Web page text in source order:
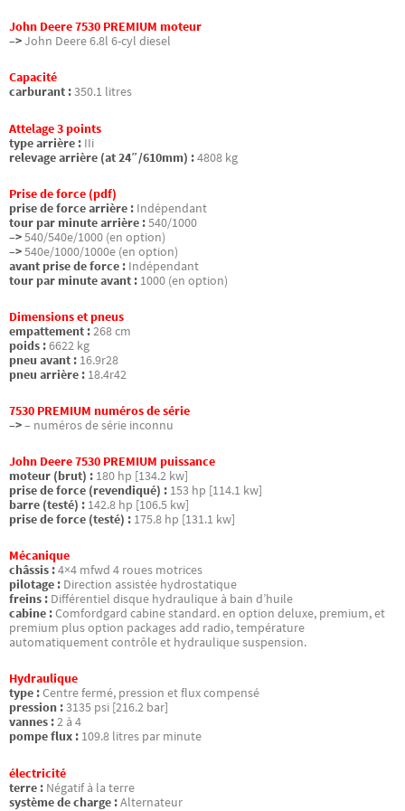
John Deere 7530 PREMIUM moteur
–>John Deere 6.8l 6-cyl diesel
Capacité
carburant :350.1 litres
Attelage 3 points
type arrière : IIi
relevage arrière (at 24″/610mm) :4808 kg
Prise de force (pdf)
prise de force arrière : Indépendant
tour par minute arrière :540/1000
–>540/540e/1000 (en option)
–>540e/1000/1000e (en option)
avant prise de force : Indépendant
tour par minute avant : 1000 (en option)
Dimensions et pneus
empattement :268 cm
poids :6622 kg
pneu avant : 16.9r28
pneu arrière : 18.4r42
7530 PREMIUM numéros de série
–>– numéros de série inconnu
John Deere 7530 PREMIUM puissance
moteur (brut) : 180 hp [134.2 kw]
prise de force (revendiqué) : 153 hp [114.1 kw]
barre (testé) : 142.8 hp [106.5 kw]
prise de force (testé) : 175.8 hp [131.1 kw]
Mécanique
châssis :4×4 mfwd 4 roues motrices
pilotage : Direction assistée hydrostatique
freins : Différentiel disque hydraulique à bain d’huile
cabine :Comfordgard cabine standard. en option deluxe, premium, et
premium plus option packages add radio, température
automatiquement contrôle et hydraulique suspension.
Hydraulique
type :Centre fermé, pression et flux compensé
pression :3135 psi [216.2 bar]
vannes :2 à 4
pompe flux : 109.8 litres par minute
électricité
terre : Négatif à la terre
système de charge :Alternateur